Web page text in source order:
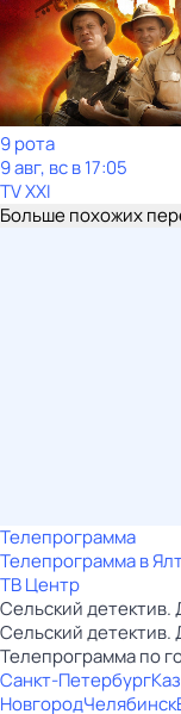
9 рота
9 авг, вс в 17:05
TV XXI
Больше похожих
Телепрограмма
Телепрограмма в
ТВ Центр
Сельский детектив.
Сельский детектив.
Телепрограмма по
Санкт-Петербург
НовгородЧелябинск